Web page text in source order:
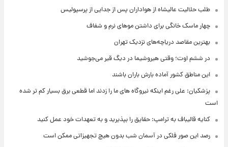
طلب حلالیت عالیشاه از هواداران پس از جدایی از پرسپولیس
چهار ماسک خانگی برای داشتن موهای نرم و شفاف
بهترین مقاصد دریاچه‌های نزدیک تهران
در ششم اوت؛ وقتی هیروشیما در دیگ قیر می‌جوشید
این مناطق کشور آماده بارش باران باشند
پزشکیان: علی رغم اینکه نیروگاه های ما را زدند اما قطعی برق بسیار کم تر شده
است
کنایه قالیباف به ترامپ: حقایق را بپذیرید و به تعهدات خود عمل کنید
رصد این صور فلکی در آسمان شب بدون هیچ تجهیزاتی ممکن است